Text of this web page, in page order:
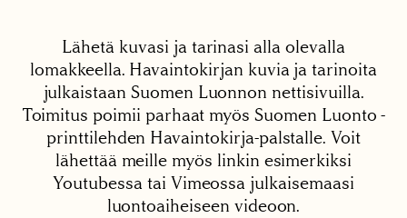
Lähetä kuvasi ja tarinasi alla olevalla
lomakkeella. Havaintokirjan kuvia ja tarinoita
julkaistaan Suomen Luonnon nettisivuilla.
Toimitus poimii parhaat myös Suomen Luonto -
printtilehden Havaintokirja-palstalle. Voit
lähettää meille myös linkin esimerkiksi
Youtubessa tai Vimeossa julkaisemaasi
luontoaiheiseen videoon.